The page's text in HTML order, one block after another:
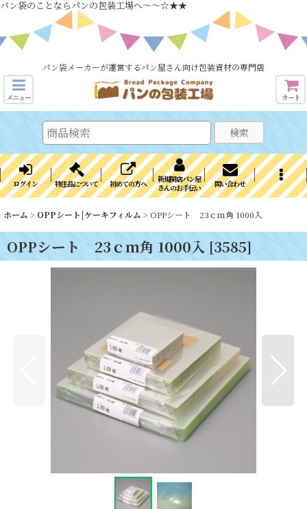
パン袋のことならパンの包装工場へ～～☆★★
パン袋メーカーが運営するパン屋さん向け包装資材の専門店
メニュー カート
検索
ログイン 特注品について 初めての方へ
新規開店パン屋
さんのお手伝い
問い合わせ
ホーム > OPPシート|ケーキフィルム > OPPシート 23ｃｍ角 1000入
OPPシート 23ｃｍ角 1000入 [3585]